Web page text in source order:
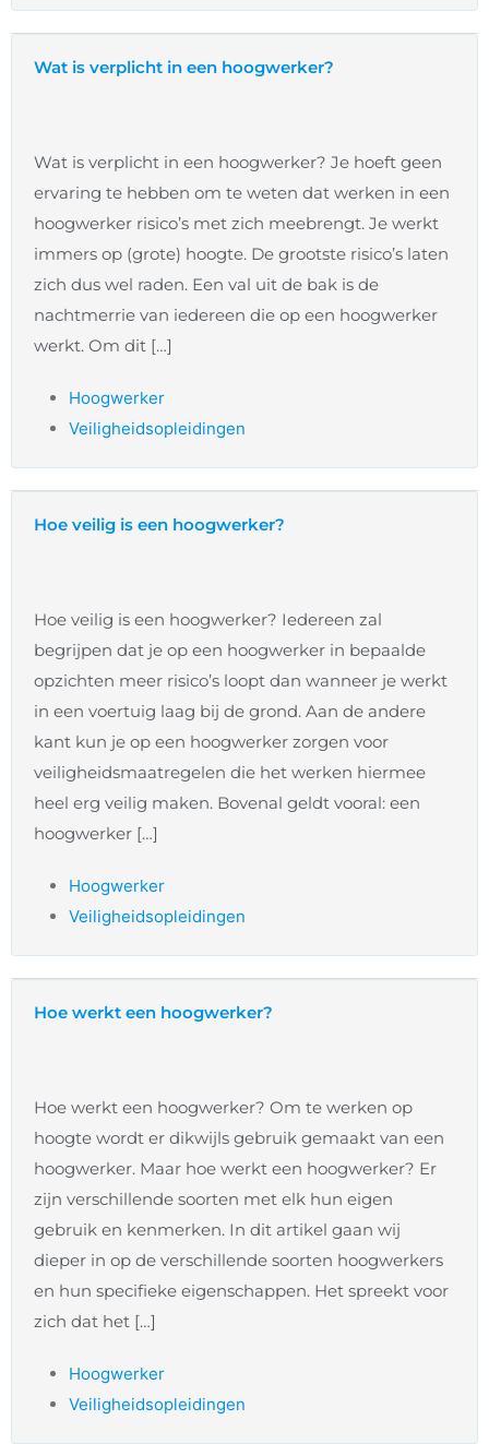
Wat is verplicht in een hoogwerker?
Wat is verplicht in een hoogwerker? Je hoeft geen
ervaring te hebben om te weten dat werken in een
hoogwerker risico’s met zich meebrengt. Je werkt
immers op (grote) hoogte. De grootste risico’s laten
zich dus wel raden. Een val uit de bak is de
nachtmerrie van iedereen die op een hoogwerker
werkt. Om dit […]
Hoogwerker
Veiligheidsopleidingen
Hoe veilig is een hoogwerker?
Hoe veilig is een hoogwerker? Iedereen zal
begrijpen dat je op een hoogwerker in bepaalde
opzichten meer risico’s loopt dan wanneer je werkt
in een voertuig laag bij de grond. Aan de andere
kant kun je op een hoogwerker zorgen voor
veiligheidsmaatregelen die het werken hiermee
heel erg veilig maken. Bovenal geldt vooral: een
hoogwerker […]
Hoogwerker
Veiligheidsopleidingen
Hoe werkt een hoogwerker?
Hoe werkt een hoogwerker? Om te werken op
hoogte wordt er dikwijls gebruik gemaakt van een
hoogwerker. Maar hoe werkt een hoogwerker? Er
zijn verschillende soorten met elk hun eigen
gebruik en kenmerken. In dit artikel gaan wij
dieper in op de verschillende soorten hoogwerkers
en hun specifieke eigenschappen. Het spreekt voor
zich dat het […]
Hoogwerker
Veiligheidsopleidingen